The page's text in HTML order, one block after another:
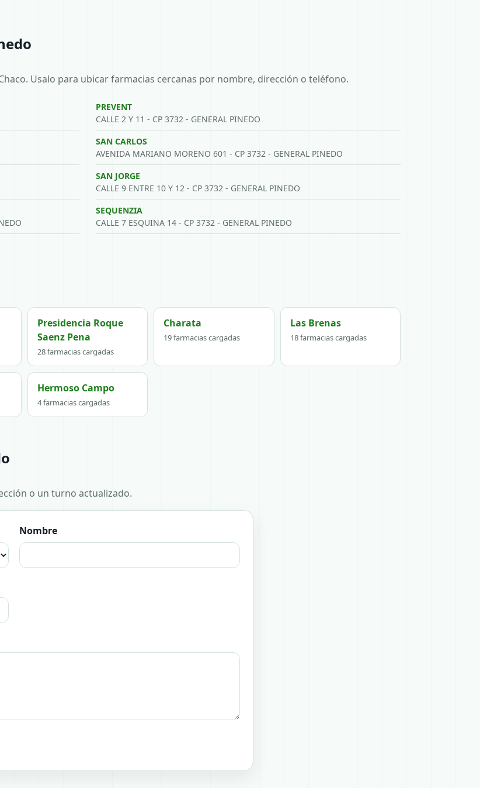
Usalo para ubicar farmacias cercanas por nombre, dirección o teléfono.
PREVENT
CALLE 2 Y 11 - CP 3732 - GENERAL PINEDO
SAN CARLOS
AVENIDA MARIANO MORENO 601 - CP 3732 - GENERAL PINEDO
SAN JORGE
CALLE 9 ENTRE 10 Y 12 - CP 3732 - GENERAL PINEDO
SEQUENZIA
CALLE 7 ESQUINA 14 - CP 3732 - GENERAL PINEDO
Presidencia Roque
Saenz Pena
28 farmacias cargadas
Charata
19 farmacias cargadas
Las Brenas
18 farmacias cargadas
Hermoso Campo
4 farmacias cargadas
o un turno actualizado.
Nombre